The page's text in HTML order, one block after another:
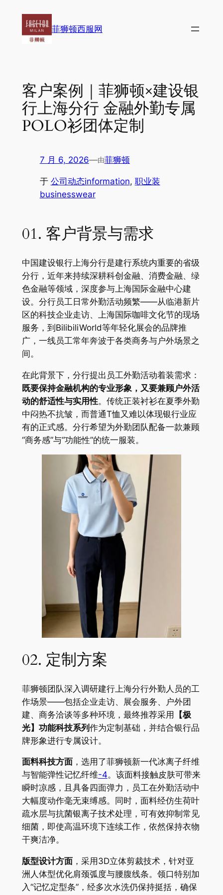
菲狮顿西服网
客户案例｜菲狮顿×建设银
行上海分行 金融外勤专属
POLO衫团体定制
7 月 6, 2026—由菲狮顿
于 公司动态information, 职业装
businesswear
01. 客户背景与需求
中国建设银行上海分行是建行系统内重要的省级
分行，近年来持续深耕科创金融、消费金融、绿
色金融等领域，深度参与上海国际金融中心建
设。分行员工日常外勤活动频繁——从临港新片
区的科技企业走访、上海国际咖啡文化节的现场
服务，到BilibiliWorld等年轻化展会的品牌推
广，一线员工常年奔波于各类商务与户外场景之
间。
在此背景下，分行提出员工外勤活动着装需求：
既要保持金融机构的专业形象，又要兼顾户外活
动的舒适性与实用性。传统正装衬衫在夏季外勤
中闷热不抗皱，而普通T恤又难以体现银行业应
有的正式感。分行希望为外勤团队配备一款兼顾
“商务感”与“功能性”的统一服装。
02. 定制方案
菲狮顿团队深入调研建行上海分行外勤人员的工
作场景——包括企业走访、展会服务、户外团
建、商务洽谈等多种环境，最终推荐采用 【极
光】功能科技系列 作为定制基础，并结合银行品
牌形象进行专属设计。
面料科技方面，选用了菲狮顿新一代冰离子纤维
与智能弹性记忆纤维-4。该面料接触皮肤可带来
瞬时凉感，且具备四面弹力，员工在外勤活动中
大幅度动作毫无束缚感。同时，面料经仿生荷叶
疏水层与抗菌银离子技术处理，可有效抑制常见
细菌，即使高温环境下连续工作，依然保持衣物
干爽洁净。
版型设计方面，采用3D立体剪裁技术，针对亚
洲人体型优化肩颈弧度与腰腹线条。领口特别加
入“记忆定型条”，经多次水洗仍保持挺括，确保